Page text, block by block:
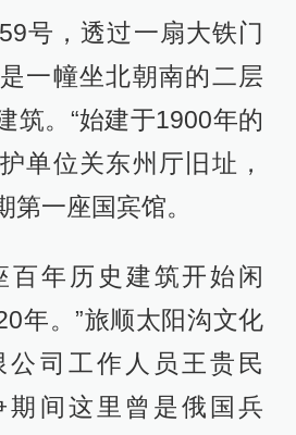
号，透过一扇大铁门
一幢坐北朝南的二层
筑。“始建于1900年的
单位关东州厅旧址，
第一座国宾馆。
百年历史建筑开始闲
年。”旅顺太阳沟文化
公司工作人员王贵民
期间这里曾是俄国兵